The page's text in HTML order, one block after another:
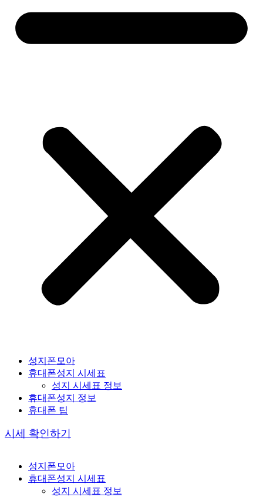
성지폰모아
휴대폰성지 시세표
성지 시세표 정보
휴대폰성지 정보
휴대폰 팁
시세 확인하기
성지폰모아
휴대폰성지 시세표
성지 시세표 정보